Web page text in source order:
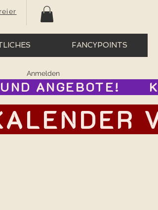
FANCYPOINTS
Anmelden
UND ANGEBOTE!